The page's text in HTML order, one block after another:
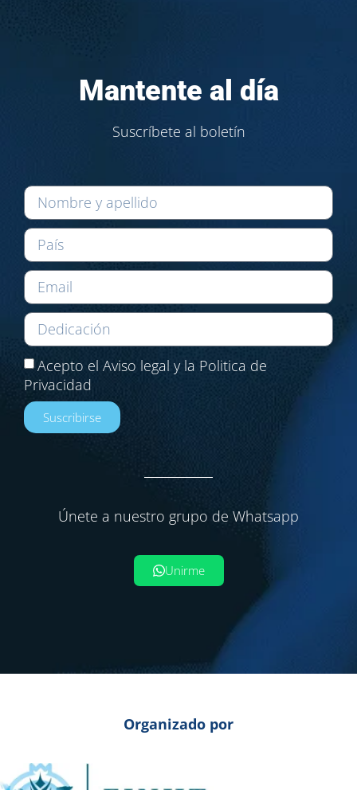
Mantente al día
Suscríbete al boletín
Acepto el Aviso legal y la Politica de
Privacidad
Suscribirse
Únete a nuestro grupo de Whatsapp
Unirme
Organizado por